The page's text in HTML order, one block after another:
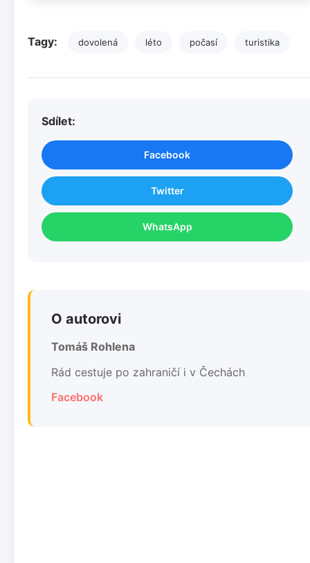
Tagy: dovolená léto počasí turistika
Sdílet:
Facebook
Twitter
WhatsApp
O autorovi
Tomáš Rohlena
Rád cestuje po zahraničí i v Čechách
Facebook